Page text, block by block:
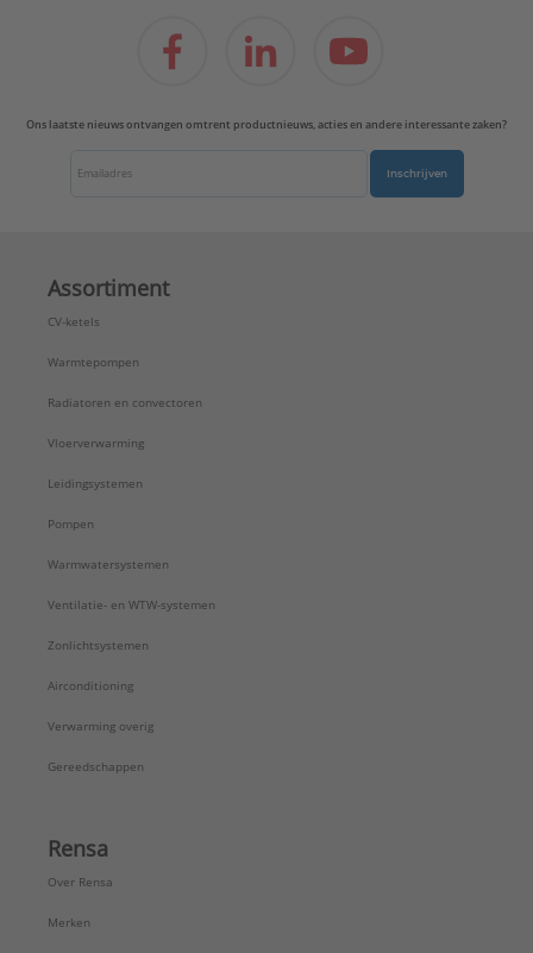
Ons laatste nieuws ontvangen omtrent productnieuws, acties en andere interessante zaken?
Inschrijven
Assortiment
CV-ketels
Warmtepompen
Radiatoren en convectoren
Vloerverwarming
Leidingsystemen
Pompen
Warmwatersystemen
Ventilatie- en WTW-systemen
Zonlichtsystemen
Airconditioning
Verwarming overig
Gereedschappen
Rensa
Over Rensa
Merken